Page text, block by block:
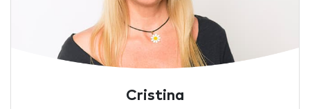
Cristina